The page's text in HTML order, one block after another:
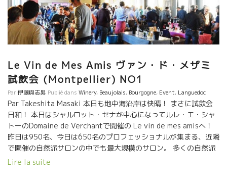
Le Vin de Mes Amis ヴァン・ド・メザミ
試飲会 (Montpellier) NO1
Par伊藤與志男 Publié dans Winery, Beaujolais, Bourgogne, Event, Languedoc
Par Takeshita Masaki 本日も地中海沿岸は快晴！ まさに試飲会
日和！ 本日はシャルロット・セナが中心になってルレ・エ・シャ
トーのDomaine de Verchantで開催の Le vin de mes amisへ！
昨日は950名、今日は650名のプロフェッショナルが集まる、近隣
で開催の自然派サロンの中でも最大規模のサロン。 多くの自然派
巨匠が参加していますが、毎年毎年の栽培、醸造の進化による、
Lire la suite